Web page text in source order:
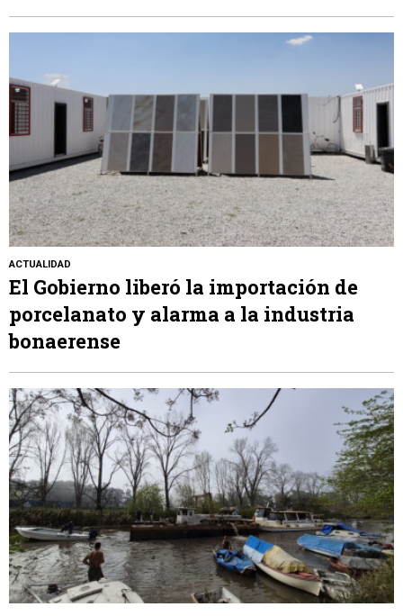
ACTUALIDAD
El Gobierno liberó la importación de
porcelanato y alarma a la industria
bonaerense